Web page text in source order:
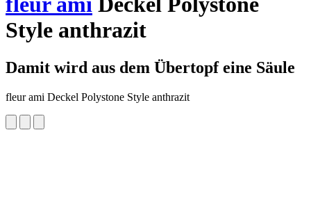
Style anthrazit
Damit wird aus dem Übertopf eine Säule
fleur ami Deckel Polystone Style anthrazit